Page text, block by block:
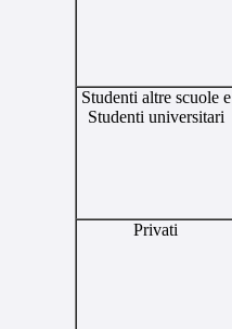
Studenti altre scuole e
Studenti universitari
Privati